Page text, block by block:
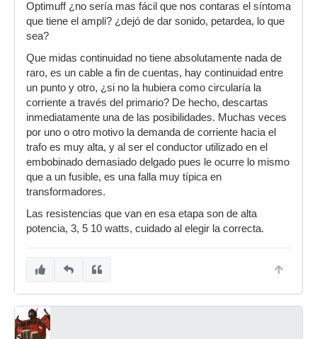
Optimuff ¿no sería mas fácil que nos contaras el síntoma
que tiene el ampli? ¿dejó de dar sonido, petardea, lo que
sea?
Que midas continuidad no tiene absolutamente nada de
raro, es un cable a fin de cuentas, hay continuidad entre
un punto y otro, ¿si no la hubiera como circularía la
corriente a través del primario? De hecho, descartas
inmediatamente una de las posibilidades. Muchas veces
por uno o otro motivo la demanda de corriente hacia el
trafo es muy alta, y al ser el conductor utilizado en el
embobinado demasiado delgado pues le ocurre lo mismo
que a un fusible, es una falla muy típica en
transformadores.
Las resistencias que van en esa etapa son de alta
potencia, 3, 5 10 watts, cuidado al elegir la correcta.